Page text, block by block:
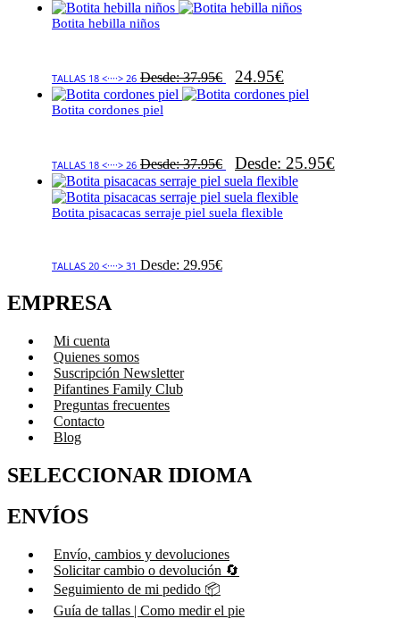
Botita hebilla niños
TALLAS 18 <····> 26 Desde:37.95€ 24.95€
Botita cordones piel
TALLAS 18 <····> 26 Desde:37.95€ Desde: 25.95€
Botita pisacacas serraje piel suela flexible
TALLAS 20 <····> 31 Desde: 29.95€
EMPRESA
Mi cuenta
Quienes somos
Suscripción Newsletter
Pifantines Family Club
Preguntas frecuentes
Contacto
Blog
SELECCIONAR IDIOMA
ENVÍOS
Envío, cambios y devoluciones
Solicitar cambio o devolución 🔄
Seguimiento de mi pedido 📦
Guía de tallas | Como medir el pie